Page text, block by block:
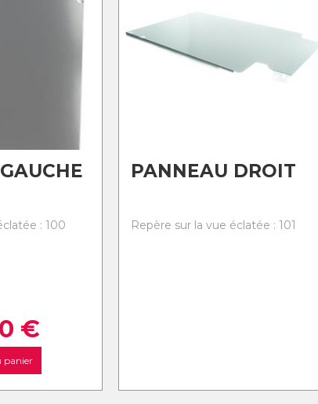
: 100
€
panier
PANNEAU DROIT
Repère sur la vue éclatée : 101